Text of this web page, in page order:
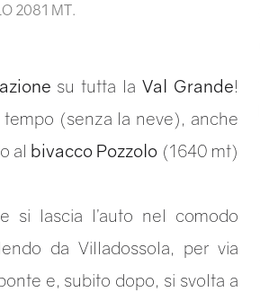
2081 MT.
su tutta la Val Grande!
(senza la neve), anche
al bivacco Pozzolo (1640 mt)
si lascia l’auto nel comodo
da Villadossola, per via
e, subito dopo, si svolta a